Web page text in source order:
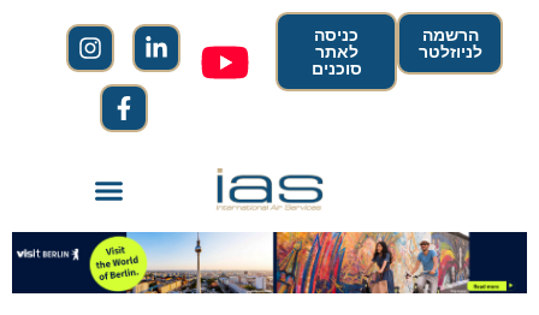
הרשמה
לניוזלטר
כניסה
לאתר
סוכנים